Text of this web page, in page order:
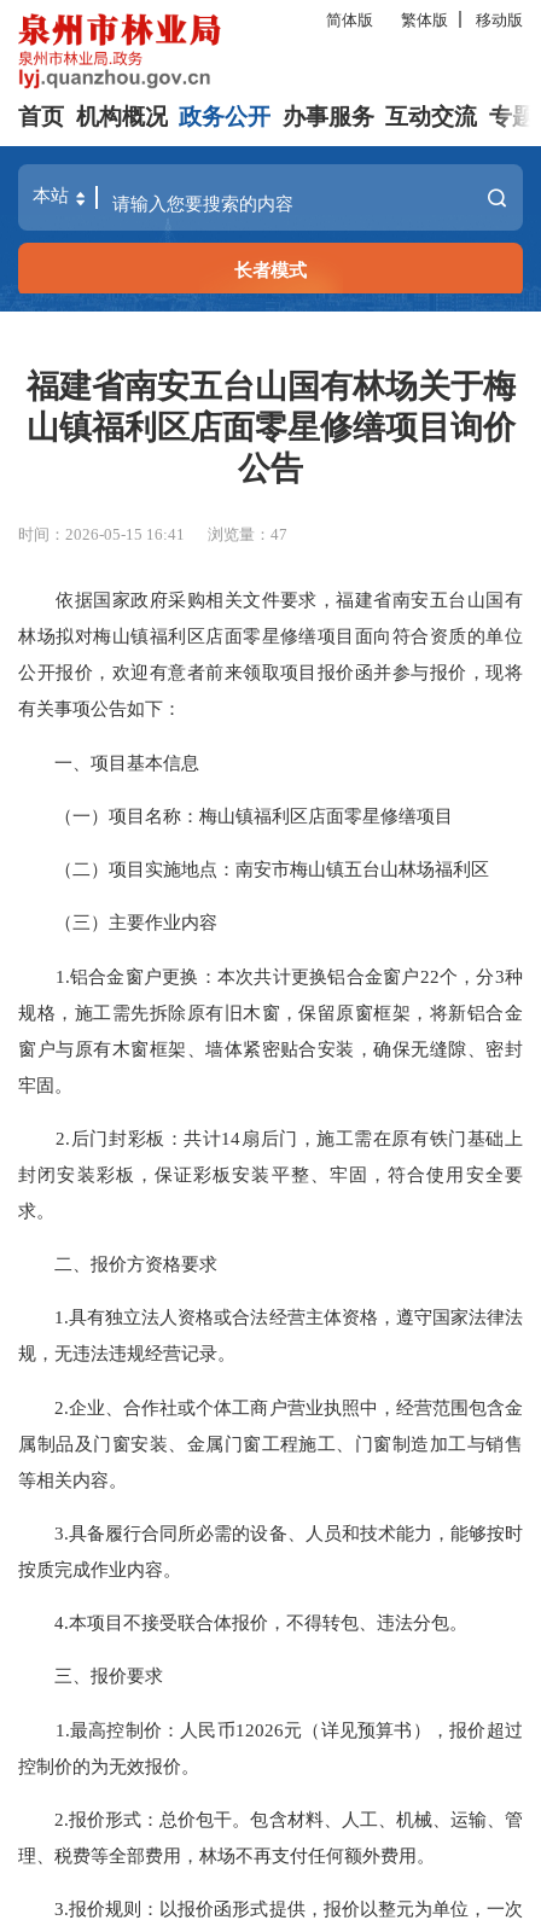
简体版 繁体版 移动版
首页 机构概况 政务公开 办事服务 互动交流 专题
长者模式
福建省南安五台山国有林场关于梅
山镇福利区店面零星修缮项目询价
公告
时间：2026-05-15 16:41 浏览量：47
依据国家政府采购相关文件要求，福建省南安五台山国有
林场拟对梅山镇福利区店面零星修缮项目面向符合资质的单位
公开报价，欢迎有意者前来领取项目报价函并参与报价，现将
有关事项公告如下：
一、项目基本信息
（一）项目名称：梅山镇福利区店面零星修缮项目
（二）项目实施地点：南安市梅山镇五台山林场福利区
（三）主要作业内容
1.铝合金窗户更换：本次共计更换铝合金窗户22个，分3种
规格，施工需先拆除原有旧木窗，保留原窗框架，将新铝合金
窗户与原有木窗框架、墙体紧密贴合安装，确保无缝隙、密封
牢固。
2.后门封彩板：共计14扇后门，施工需在原有铁门基础上
封闭安装彩板，保证彩板安装平整、牢固，符合使用安全要
求。
二、报价方资格要求
1.具有独立法人资格或合法经营主体资格，遵守国家法律法
规，无违法违规经营记录。
2.企业、合作社或个体工商户营业执照中，经营范围包含金
属制品及门窗安装、金属门窗工程施工、门窗制造加工与销售
等相关内容。
3.具备履行合同所必需的设备、人员和技术能力，能够按时
按质完成作业内容。
4.本项目不接受联合体报价，不得转包、违法分包。
三、报价要求
1.最高控制价：人民币12026元（详见预算书），报价超过
控制价的为无效报价。
2.报价形式：总价包干。包含材料、人工、机械、运输、管
理、税费等全部费用，林场不再支付任何额外费用。
3.报价规则：以报价函形式提供，报价以整元为单位，一次